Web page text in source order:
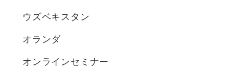
ウズベキスタン
オランダ
オンラインセミナー